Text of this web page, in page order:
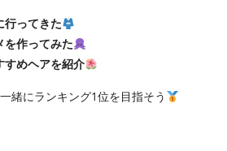
行ってきた
を作ってみた
すめヘアを紹介
緒にランキング1位を目指そう